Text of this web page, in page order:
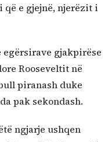
që e gjejnë, njerëzit i
gjakpirëse
Rooseveltit në
piranash duke
pak sekondash.
ngjarje ushqen